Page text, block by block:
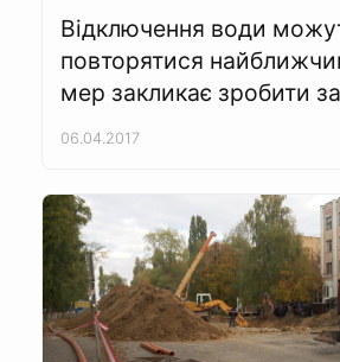
Відключення води
повторятися
мер закликає зробити
06.04.2017